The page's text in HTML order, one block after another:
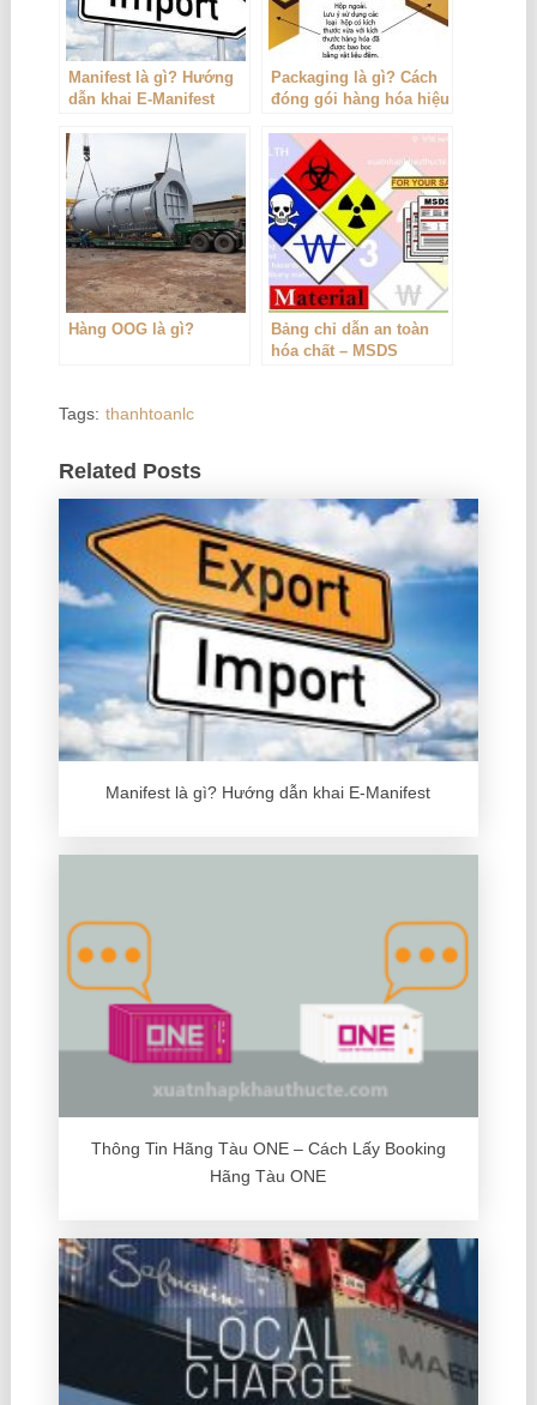
Manifest là gì? Hướng
dẫn khai E-Manifest
Packaging là gì? Cách
đóng gói hàng hóa hiệu
Hàng OOG là gì?
Bảng chỉ dẫn an toàn
hóa chất – MSDS
Tags: thanhtoanlc
Related Posts
Manifest là gì? Hướng dẫn khai E-Manifest
Thông Tin Hãng Tàu ONE – Cách Lấy Booking
Hãng Tàu ONE